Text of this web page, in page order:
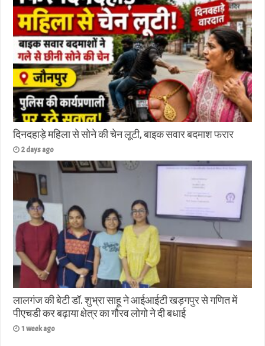
दिनदहाड़े महिला से सोने की चेन लूटी, बाइक सवार बदमाश फरार
2 days ago
लालगंज की बेटी डॉ. शुभ्रा साहू ने आईआईटी खड़गपुर से गणित में
पीएचडी कर बढ़ाया क्षेत्र का गौरव लोगो ने दी बधाई
1 week ago